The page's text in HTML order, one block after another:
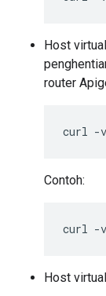
Host
router
curl -v
Contoh:
curl -v
Host